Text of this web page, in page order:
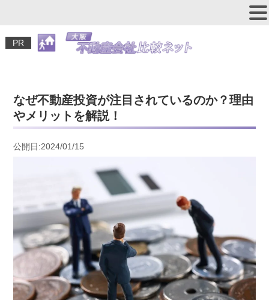
PR
なぜ不動産投資が注目されているのか？理由
やメリットを解説！
公開日:2024/01/15